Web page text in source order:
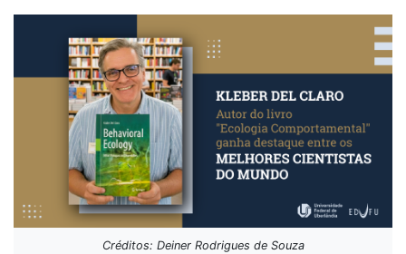
Créditos: Deiner Rodrigues de Souza